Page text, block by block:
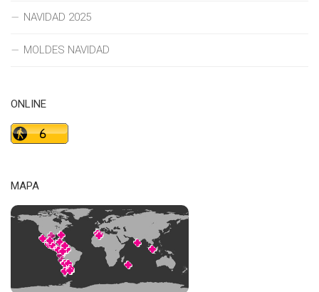
NAVIDAD 2025
MOLDES NAVIDAD
ONLINE
MAPA